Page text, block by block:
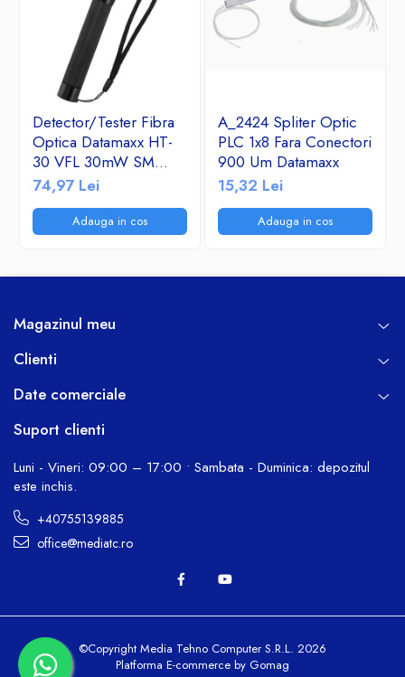
Detector/Tester Fibra
Optica Datamaxx HT-
30 VFL 30mW SM
&MM- Visual Fault
de aluminiu
74,97 Lei
Adauga in cos
A_2424 Spliter Optic
PLC 1x8 Fara Conectori
900 Um Datamaxx
15,32 Lei
Adauga in cos
Magazinul meu
Clienti
Date comerciale
Suport clienti
Luni - Vineri: 09:00 – 17:00 • Sambata - Duminica: depozitul
este inchis.
+40755139885
office@mediatc.ro
©Copyright Media Tehno Computer S.R.L. 2026
Platforma E-commerce by Gomag